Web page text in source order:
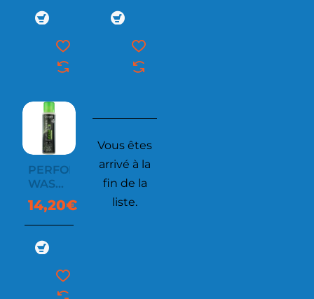
PERFORMANCE
WASH
300ML
14,20€
Vous êtes
arrivé à la
fin de la
liste.